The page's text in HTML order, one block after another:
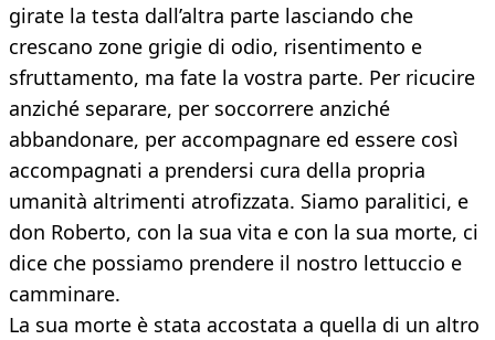
girate la testa dall’altra parte lasciando che
crescano zone grigie di odio, risentimento e
sfruttamento, ma fate la vostra parte. Per ricucire
anziché separare, per soccorrere anziché
abbandonare, per accompagnare ed essere così
accompagnati a prendersi cura della propria
umanità altrimenti atrofizzata. Siamo paralitici, e
don Roberto, con la sua vita e con la sua morte, ci
dice che possiamo prendere il nostro lettuccio e
camminare.
La sua morte è stata accostata a quella di un altro